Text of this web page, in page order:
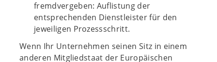
fremdvergeben: Auflistung der
entsprechenden Dienstleister für den
jeweiligen Prozessschritt.
Wenn Ihr Unternehmen seinen Sitz in einem
anderen Mitgliedstaat der Europäischen